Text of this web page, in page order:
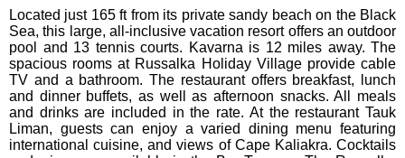
Located just 165 ft from its private sandy beach on the Black
Sea, this large, all-inclusive vacation resort offers an outdoor
pool and 13 tennis courts. Kavarna is 12 miles away. The
spacious rooms at Russalka Holiday Village provide cable
TV and a bathroom. The restaurant offers breakfast, lunch
and dinner buffets, as well as afternoon snacks. All meals
and drinks are included in the rate. At the restaurant Tauk
Liman, guests can enjoy a varied dining menu featuring
international cuisine, and views of Cape Kaliakra. Cocktails